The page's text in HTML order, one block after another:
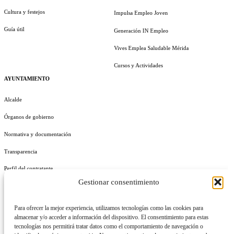
Gestionar consentimiento
Para ofrecer la mejor experiencia, utilizamos tecnologías como las cookies para
almacenar y/o acceder a información del dispositivo. El consentimiento para estas
tecnologías nos permitirá tratar datos como el comportamiento de navegación o
Cultura y festejos
Guía útil
AYUNTAMIENTO
Alcalde
Órganos de gobierno
Normativa y documentación
Transparencia
Perfil del contratante
Impulsa Empleo Joven
Generación IN Empleo
Vives Emplea Saludable Mérida
Cursos y Actividades